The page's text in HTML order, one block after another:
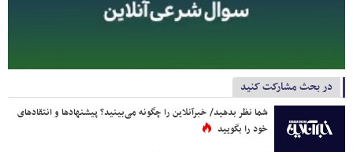
در بحث مشارکت کنید
شما نظر بدهید/ خبرآنلاین را چگونه می‌بینید؟ پیشنهادها و انتقادهای
خود را بگویید